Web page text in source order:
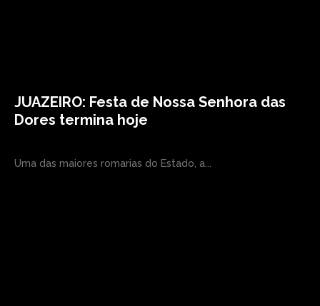
JUAZEIRO: Festa de Nossa Senhora das
Dores termina hoje
Uma das maiores romarias do Estado, a...